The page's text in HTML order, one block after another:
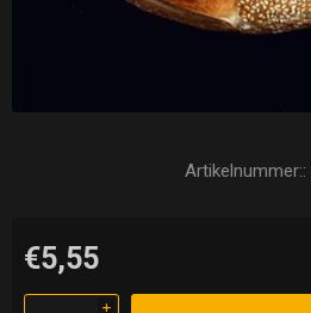
Artikelnummer::
€5,55
i